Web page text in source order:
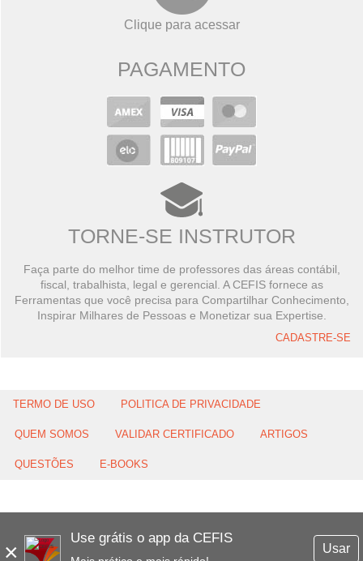
×
Use grátis o app da CEFIS
Usar
Clique para acessar
PAGAMENTO
TORNE-SE INSTRUTOR
Faça parte do melhor time de professores das áreas contábil,
fiscal, trabalhista, legal e gerencial. A CEFIS fornece as
Ferramentas que você precisa para Compartilhar Conhecimento,
Inspirar Milhares de Pessoas e Monetizar sua Expertise.
CADASTRE-SE
TERMO DE USO POLITICA DE PRIVACIDADE
QUEM SOMOS VALIDAR CERTIFICADO ARTIGOS
QUESTÕES E-BOOKS